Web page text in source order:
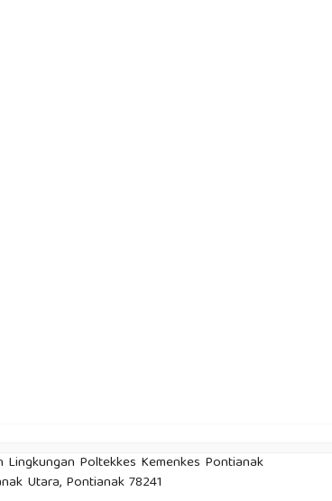
Poltekkes Kemenkes Pontianak
Utara, Pontianak 78241